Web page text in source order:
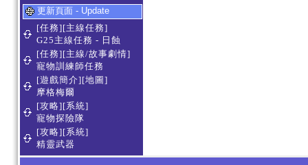
更新頁面 - Update
[任務][主線任務]
G25主線任務 - 日蝕
[任務][主線/故事劇情]
寵物訓練師任務
[遊戲簡介][地圖]
摩格梅爾
[攻略][系統]
寵物探險隊
[攻略][系統]
精靈武器